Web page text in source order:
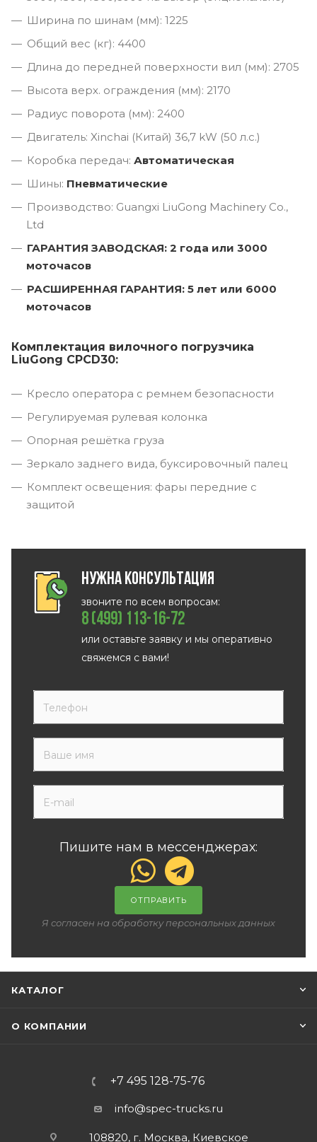
Ширина по шинам (мм): 1225
Общий вес (кг): 4400
Длина до передней поверхности вил (мм): 2705
Высота верх. ограждения (мм): 2170
Радиус поворота (мм): 2400
Двигатель: Xinchai (Китай) 36,7 kW (50 л.с.)
Коробка передач: Автоматическая
Шины: Пневматические
Производство: Guangxi LiuGong Machinery Co.,
Ltd
ГАРАНТИЯ ЗАВОДСКАЯ: 2 года или 3000
моточасов
РАСШИРЕННАЯ ГАРАНТИЯ: 5 лет или 6000
моточасов
Комплектация вилочного погрузчика
LiuGong CPCD30:
Кресло оператора с ремнем безопасности
Регулируемая рулевая колонка
Опорная решётка груза
Зеркало заднего вида, буксировочный палец
Комплект освещения: фары передние с
защитой
Нужна консультация
звоните по всем вопросам:
8 (499) 113-16-72
или оставьте заявку и мы оперативно
свяжемся с вами!
Пишите нам в мессенджерах:
ОТПРАВИТЬ
Я согласен на обработку персональных данных
КАТАЛОГ
О КОМПАНИИ
+7 495 128-75-76
info@spec-trucks.ru
108820, г. Москва, Киевское